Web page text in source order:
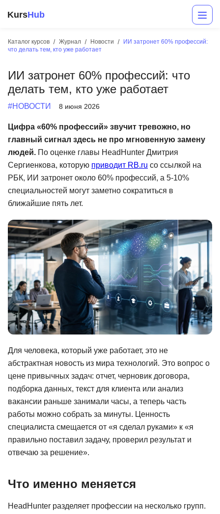
KursHub
Каталог курсов Журнал Новости
ИИ затронет 60% профессий:
что делать тем, кто уже работает
ИИ затронет 60% профессий: что
делать тем, кто уже работает
#НОВОСТИ 8 июня 2026
Цифра «60% профессий» звучит тревожно, но
главный сигнал здесь не про мгновенную замену
людей. По оценке главы HeadHunter Дмитрия
Сергиенкова, которую приводит RB.ru со ссылкой на
РБК, ИИ затронет около 60% профессий, а 5-10%
специальностей могут заметно сократиться в
ближайшие пять лет.
Для человека, который уже работает, это не
абстрактная новость из мира технологий. Это вопрос о
цене привычных задач: отчет, черновик договора,
подборка данных, текст для клиента или анализ
вакансии раньше занимали часы, а теперь часть
работы можно собрать за минуты. Ценность
специалиста смещается от «я сделал руками» к «я
правильно поставил задачу, проверил результат и
отвечаю за решение».
Что именно меняется
HeadHunter разделяет профессии на несколько групп.
Разработка
Маркетинг
Дизайн
Аналитика
Иностранные языки
Soft Skills
ДПО
Детям
Акции и промокоды
Рейтинг онлайн-школ